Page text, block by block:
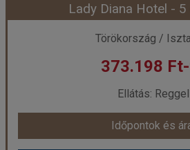
Időpont: 2026-08-
már 355.598
Időpontok és
Lady Diana Hotel -
Törökország /
373.198
Ellátás:
Időpontok és